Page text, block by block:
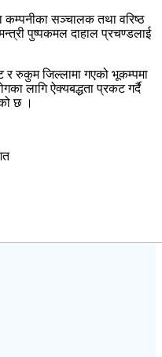
कम्पनीका सञ्चालक तथा वरिष्ठ
पुष्पकमल दाहाल प्रचण्डलाई
रुकुम जिल्लामा गएको भूकम्पमा
लागि ऐक्यबद्धता प्रकट गर्दै
छ ।